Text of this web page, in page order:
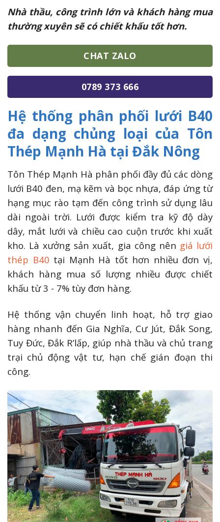
Nhà thầu, công trình lớn và khách hàng mua
thường xuyên sẽ có chiết khấu tốt hơn.
CHAT ZALO
0789 373 666
Hệ thống phân phối lưới B40
đa dạng chủng loại của Tôn
Thép Mạnh Hà tại Đắk Nông
Tôn Thép Mạnh Hà phân phối đầy đủ các dòng
lưới B40 đen, mạ kẽm và bọc nhựa, đáp ứng từ
hạng mục rào tạm đến công trình sử dụng lâu
dài ngoài trời. Lưới được kiểm tra kỹ độ dày
dây, mắt lưới và chiều cao cuộn trước khi xuất
kho. Là xưởng sản xuất, gia công nên giá lưới
thép B40 tại Mạnh Hà tốt hơn nhiều đơn vị,
khách hàng mua số lượng nhiều được chiết
khấu từ 3 - 7% tùy đơn hàng.
Hệ thống vận chuyển linh hoạt, hỗ trợ giao
hàng nhanh đến Gia Nghĩa, Cư Jút, Đắk Song,
Tuy Đức, Đắk R’lấp, giúp nhà thầu và chủ trang
trại chủ động vật tư, hạn chế gián đoạn thi
công.